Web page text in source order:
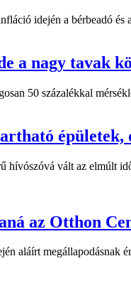
idején a bérbeadó
a nagy tavak
50 százalékkal
épületek,
hívószóvá vált az elmúlt
az Otthon
aláírt megállapodásnak